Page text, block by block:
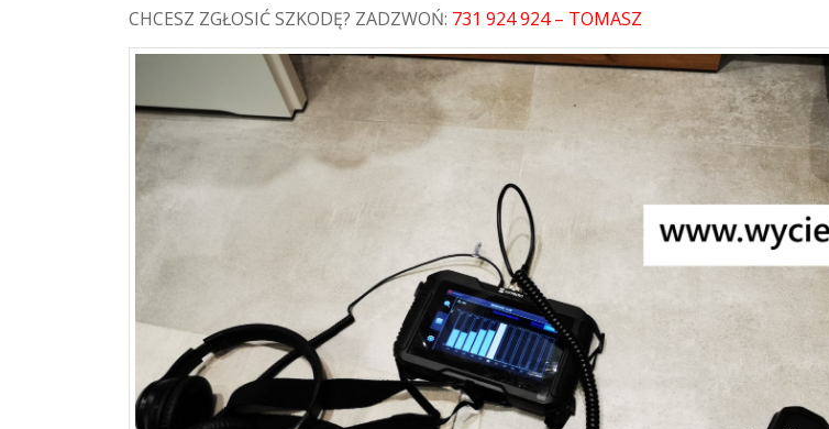
CHCESZ ZGŁOSIĆ SZKODĘ? ZADZWOŃ: 731 924 924 – TOMASZ